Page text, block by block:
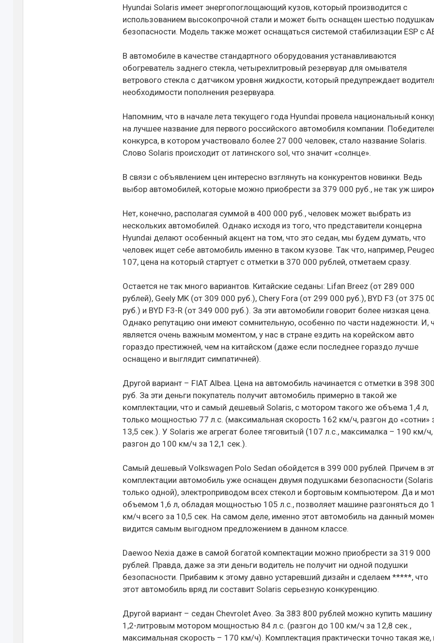
Hyundai Solaris имеет энергопоглощающий кузов, который производится с
использованием высокопрочной стали и может быть оснащен шестью
безопасности. Модель также может оснащаться системой стабилизации ESP c
В автомобиле в качестве стандартного оборудования устанавливаются
обогреватель заднего стекла, четырехлитровый резервуар для омывателя
ветрового стекла с датчиком уровня жидкости, который предупреждает
необходимости пополнения резервуара.
Напомним, что в начале лета текущего года Hyundai провела национальный
на лучшее название для первого российского автомобиля компании.
конкурса, в котором участвовало более 27 000 человек, стало название Solaris.
Слово Solaris происходит от латинского sol, что значит «солнце».
В связи с объявлением цен интересно взглянуть на конкурентов новинки. Ведь
выбор автомобилей, которые можно приобрести за 379 000 руб., не так уж
Нет, конечно, располагая суммой в 400 000 руб., человек может выбрать из
нескольких автомобилей. Однако исходя из того, что представители концерна
Hyundai делают особенный акцент на том, что это седан, мы будем думать, что
человек ищет себе автомобиль именно в таком кузове. Так что, например,
107, цена на который стартует с отметки в 370 000 рублей, отметаем сразу.
Остается не так много вариантов. Китайские седаны: Lifan Breez (от 289 000
рублей), Geely MK (от 309 000 руб.), Chery Fora (от 299 000 руб.), BYD F3 (от 375
руб.) и BYD F3-R (от 349 000 руб.). За эти автомобили говорит более низкая цена.
Однако репутацию они имеют сомнительную, особенно по части надежности. И,
является очень важным моментом, у нас в стране ездить на корейском авто
гораздо престижней, чем на китайском (даже если последнее гораздо лучше
оснащено и выглядит симпатичней).
Другой вариант – FIAT Albea. Цена на автомобиль начинается с отметки в 398 300
руб. За эти деньги покупатель получит автомобиль примерно в такой же
комплектации, что и самый дешевый Solaris, с мотором такого же объема 1,4 л,
только мощностью 77 л.с. (максимальная скорость 162 км/ч, разгон до «сотни»
13,5 сек.). У Solaris же агрегат более тяговитый (107 л.с., максималка – 190 км/ч,
разгон до 100 км/ч за 12,1 сек.).
Самый дешевый Volkswagen Polo Sedan обойдется в 399 000 рублей. Причем в
комплектации автомобиль уже оснащен двумя подушками безопасности (Solaris
только одной), электроприводом всех стекол и бортовым компьютером. Да и
объемом 1,6 л, обладая мощностью 105 л.с., позволяет машине разгоняться до
км/ч всего за 10,5 сек. На самом деле, именно этот автомобиль на данный
видится самым выгодном предложением в данном классе.
Daewoo Nexia даже в самой богатой компектации можно приобрести за 319 000
рублей. Правда, даже за эти деньги водитель не получит ни одной подушки
безопасности. Прибавим к этому давно устаревший дизайн и сделаем *****, что
этот автомобиль вряд ли составит Solaris cерьезную конкуренцию.
Другой вариант – седан Chevrolet Aveo. За 383 800 рублей можно купить машину
1,2-литровым мотором мощностью 84 л.с. (разгон до 100 км/ч за 12,8 сек.,
максимальная скорость – 170 км/ч). Комплектация практически точно такая же,